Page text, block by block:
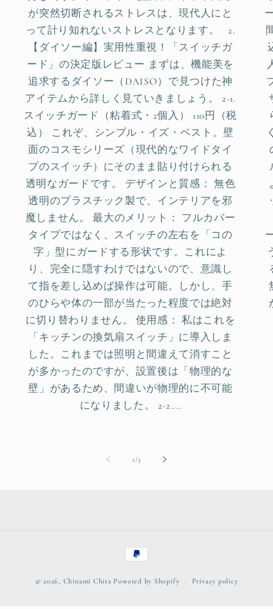
が突然切断されるストレスは、現代人にと
って計り知れないストレスとなります。 2.
【ダイソー編】実用性重視！「スイッチガ
ード」の決定版レビュー まずは、機能美を
追求するダイソー（DAISO）で見つけた神
アイテムから詳しく見ていきましょう。 2-1.
スイッチガード（粘着式・2個入） 110円（税
込） これぞ、シンプル・イズ・ベスト。壁
面のコスモシリーズ（現代的なワイドタイ
プのスイッチ）にそのまま貼り付けられる
透明なガードです。 デザインと質感： 無色
透明のプラスチック製で、インテリアを邪
魔しません。 最大のメリット： フルカバー
タイプではなく、スイッチの左右を「コの
字」型にガードする形状です。これによ
り、完全に隠すわけではないので、意識し
て指を差し込めば操作は可能。しかし、手
のひらや体の一部が当たった程度では絶対
に切り替わりません。 使用感： 私はこれを
「キッチンの換気扇スイッチ」に導入しま
した。これまでは照明と間違えて消すこと
が多かったのですが、設置後は「物理的な
壁」があるため、間違いが物理的に不可能
になりました。 2-2....
1 /of3
Payment
© 2026, Chinami Chita Powered by Shopify Privacy policy